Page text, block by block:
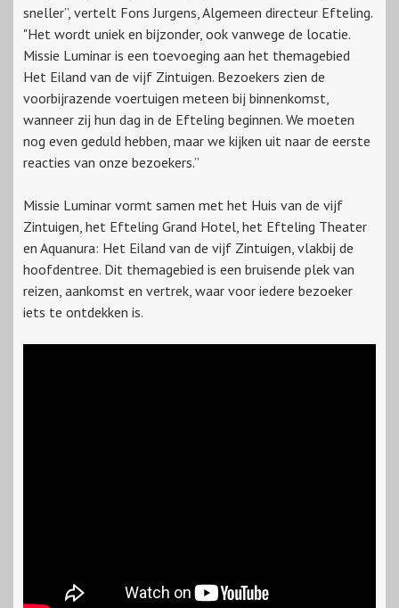
sneller”, vertelt Fons Jurgens, Algemeen directeur Efteling.
"Het wordt uniek en bijzonder, ook vanwege de locatie.
Missie Luminar is een toevoeging aan het themagebied
Het Eiland van de vijf Zintuigen. Bezoekers zien de
voorbijrazende voertuigen meteen bij binnenkomst,
wanneer zij hun dag in de Efteling beginnen. We moeten
nog even geduld hebben, maar we kijken uit naar de eerste
reacties van onze bezoekers.”
Missie Luminar vormt samen met het Huis van de vijf
Zintuigen, het Efteling Grand Hotel, het Efteling Theater
en Aquanura: Het Eiland van de vijf Zintuigen, vlakbij de
hoofdentree. Dit themagebied is een bruisende plek van
reizen, aankomst en vertrek, waar voor iedere bezoeker
iets te ontdekken is.